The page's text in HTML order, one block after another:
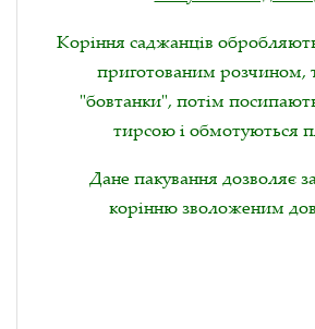
Коріння саджанців
приготованим розчином,
"бовтанки", потім
тирсою і обмотуються
Дане пакування дозволяє
корінню зволоженим